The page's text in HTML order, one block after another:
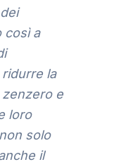
così a
la
e
loro
solo
il